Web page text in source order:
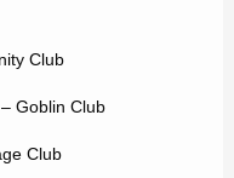
Club
Goblin Club
Club